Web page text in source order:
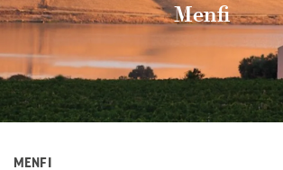
Menfi
MENFI